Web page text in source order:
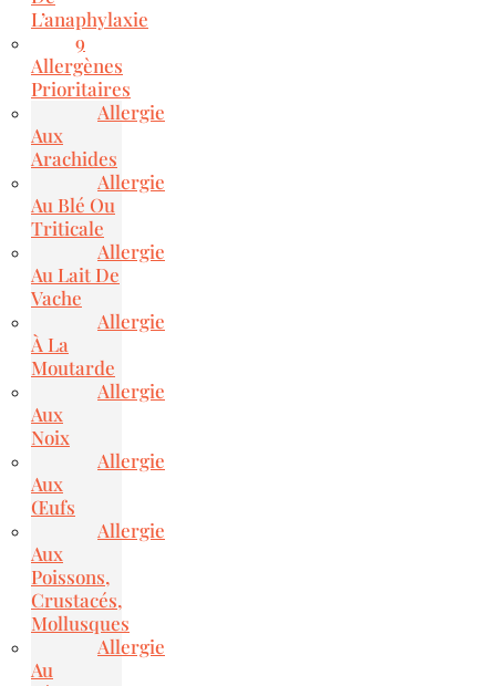
L’anaphylaxie
9
Allergènes
Prioritaires
Allergie
Aux
Arachides
Allergie
Au Blé Ou
Triticale
Allergie
Au Lait De
Vache
Allergie
À La
Moutarde
Allergie
Aux
Noix
Allergie
Aux
Œufs
Allergie
Aux
Poissons,
Crustacés,
Mollusques
Allergie
Au